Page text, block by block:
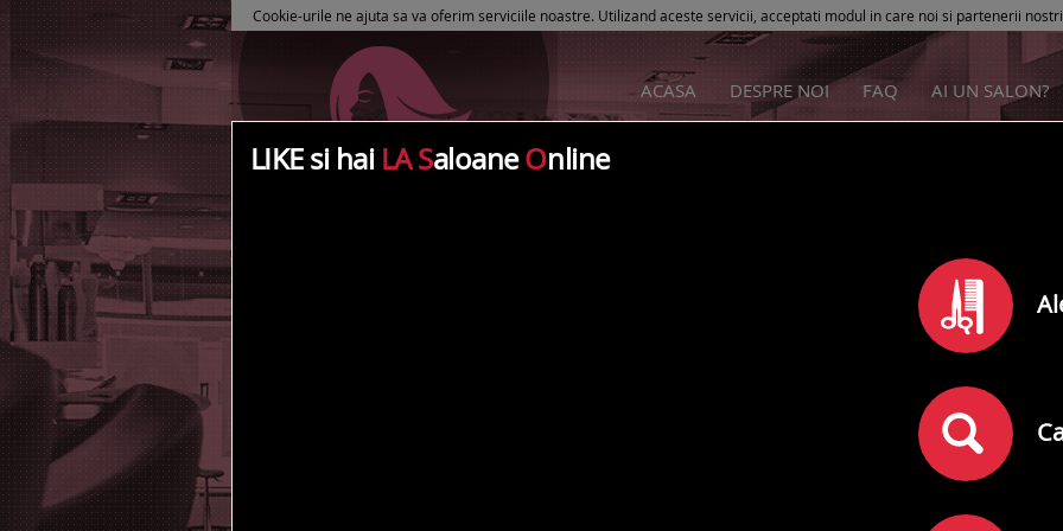
Cookie-urile ne ajuta sa va oferim serviciile noastre. Utilizand aceste servicii, acceptati modul in care noi si partenerii
ACASA DESPRE NOI FAQ AI UN SALON?
comentarii)
LIKE si hai LA SaloaneOnline